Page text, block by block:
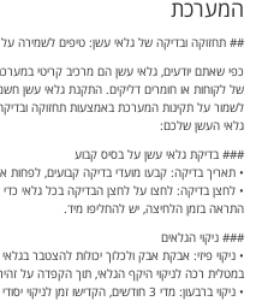
כפי שאתם יודעים, גלאי עשן הם מרכיב קריטי
של לקוחות או חומרים דליקים. התקנת גלאי עשן
לשמור על תקינות המערכת באמצעות תחזוקה
### בדיקת גלאי עשן על בסיס קבוע
• תאריך בדיקה: קבעו מועדי בדיקה קבועים,
• לחצן בדיקה: לחצו על לחצן הבדיקה בכל גלאי
### ניקוי הגלאים
• ניקוי פיזי: אבקת אבק ולכלוך יכולות להצטבר
במטלית רכה לניקוי היקף הגלאי, תוך הקפדה על
### שדרוג גלאים ישנים
במידה וגלאי העשן שלכם ישנים, ייתכן ויסבלו
מתקדמות יותר שמבטיחות רגישות גבוהה יותר